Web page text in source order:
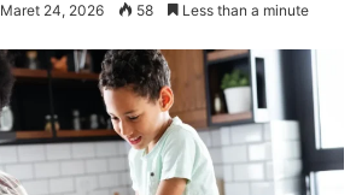
Maret 24, 2026 58 Less than a minute